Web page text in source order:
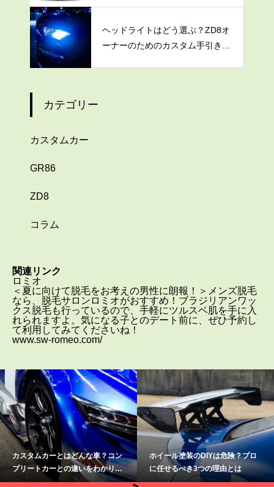
ヘッドライトはどう選ぶ？ZD8オ
ーナーのためのカスタム手引き
カテゴリー
カスタムカー
GR86
ZD8
コラム
関連リンク
ロミオ
＜夏に向けて脱毛をお考えの男性に朗報！＞メンズ脱毛
なら、脱毛サロンロミオがおすすめ！ブラジリアンワッ
クス脱毛も行っているので、手軽にツルスベ肌を手に入
れられますよ。気になる子とのデート前に、ぜひ予約し
て利用してみてくださいね！
www.sw-romeo.com/
ホイール塗装のDIYは危険？プロ
に任せるべき3つの理由とは
SUPERGT【鈴鹿】会場別の特徴
と魅力、アクセス方法を紹介しま
す